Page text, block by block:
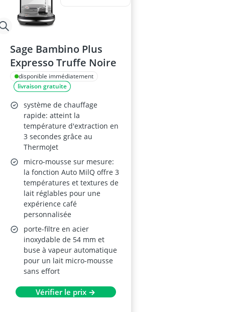
Sage Bambino Plus
Expresso Truffe Noire
disponible immédiatement
livraison gratuite
système de chauffage
rapide: atteint la
température d'extraction en
3 secondes grâce au
ThermoJet
micro-mousse sur mesure:
la fonction Auto MilQ offre 3
températures et textures de
lait réglables pour une
expérience café
personnalisée
porte-filtre en acier
inoxydable de 54 mm et
buse à vapeur automatique
pour un lait micro-mousse
sans effort
Vérifier le prix →